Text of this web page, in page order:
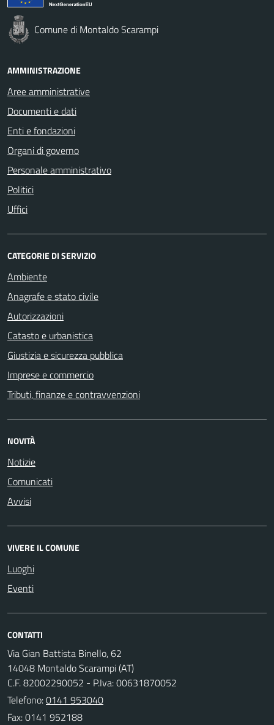
Comune di Montaldo Scarampi
AMMINISTRAZIONE
Aree amministrative
Documenti e dati
Enti e fondazioni
Organi di governo
Personale amministrativo
Politici
Uffici
CATEGORIE DI SERVIZIO
Ambiente
Anagrafe e stato civile
Autorizzazioni
Catasto e urbanistica
Giustizia e sicurezza pubblica
Imprese e commercio
Tributi, finanze e contravvenzioni
NOVITÀ
Notizie
Comunicati
Avvisi
VIVERE IL COMUNE
Luoghi
Eventi
CONTATTI
Via Gian Battista Binello, 62
14048 Montaldo Scarampi (AT)
C.F. 82002290052 - P.Iva: 00631870052
Telefono:0141 953040
Fax: 0141 952188